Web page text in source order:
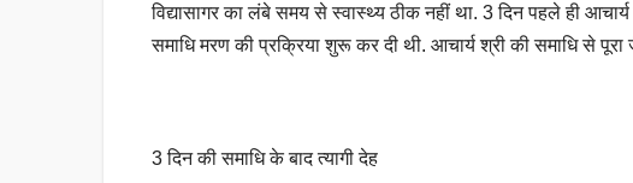
विद्यासागर का लंबे समय से स्वास्थ्य ठीक नहीं था. 3 दिन पहले ही
समाधि मरण की प्रक्रिया शुरू कर दी थी. आचार्य श्री की समाधि से
3 दिन की समाधि के बाद त्यागी देह